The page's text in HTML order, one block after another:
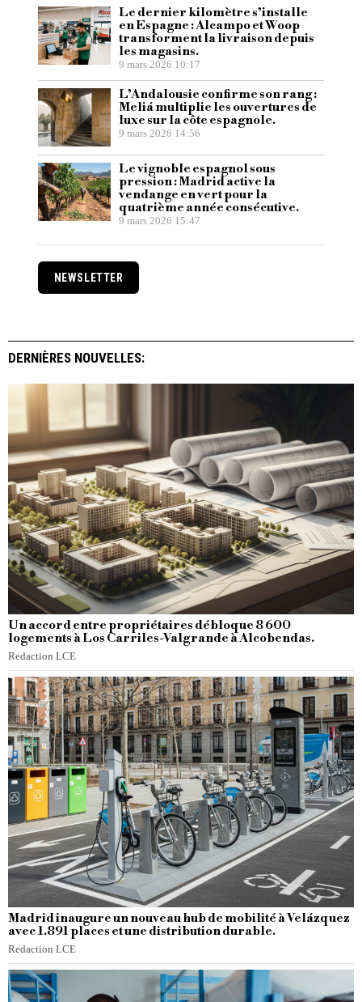
Le dernier kilomètre s’installe
en Espagne : Alcampo et Woop
transforment la livraison depuis
les magasins.
9 mars 2026 10:17
L’Andalousie confirme son rang :
Meliá multiplie les ouvertures de
luxe sur la côte espagnole.
9 mars 2026 14:56
Le vignoble espagnol sous
pression : Madrid active la
vendange en vert pour la
quatrième année consécutive.
9 mars 2026 15:47
NEWSLETTER
DERNIÈRES NOUVELLES:
Un accord entre propriétaires débloque 8 600
logements à Los Carriles-Valgrande à Alcobendas.
Redaction LCE
Madrid inaugure un nouveau hub de mobilité à Velázquez
avec 1.891 places et une distribution durable.
Redaction LCE